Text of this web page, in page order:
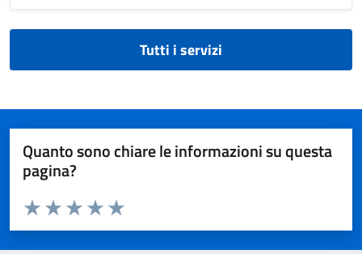
Tutti i servizi
Quanto sono chiare le informazioni su questa
pagina?
Valuta da 1 a 5 stelle la pagina
Valuta 5 stelle su 5
Valuta 4 stelle su 5
Valuta 3 stelle su 5
Valuta 2 stelle su 5
Valuta 1 stelle su 5